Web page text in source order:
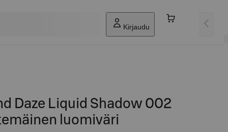
Kirjaudu
Daze Liquid Shadow 002
luomiväri